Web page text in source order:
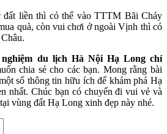
liền thì có thể vào TTTM Bãi Cháy
quà, còn vui chơi ở ngoài Vịnh thì có
du lịch Hà Nội Hạ Long chỉ
chia sẻ cho các bạn. Mong rằng bài
số thông tin hữu ích để khám phá Hạ
nhất. Chúc bạn có chuyến đi vui vẻ và
vùng đất Hạ Long xinh đẹp này nhé.